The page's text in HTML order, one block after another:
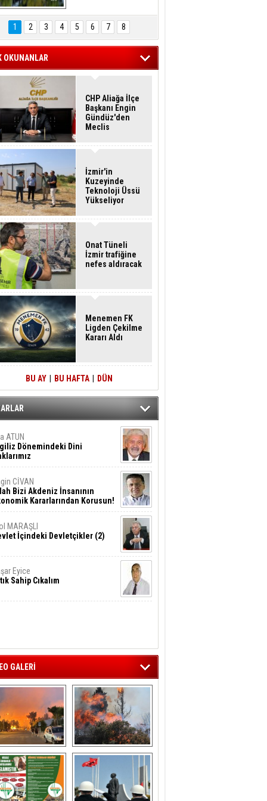
Hasan Eser'in
Objektifinden
1 2 3 4 5 6 7 8
OKUNANLAR
CHP Aliağa İlçe
Başkanı Engin
Gündüz'den
Meclis
Çağrısı
İzmir'in
Kuzeyinde
Teknoloji Üssü
Yükseliyor
Onat Tüneli
İzmir trafiğine
nefes aldıracak
Menemen FK
Ligden Çekilme
Kararı Aldı
BU AY BU HAFTA DÜN
ATUN
Dönemindeki Dini
CİVAN
Bizi Akdeniz İnsanının
Kararlarından Korusun!
MARAŞLI
İçindeki Devletçikler (2)
Eyice
Sahip Cıkalım
GALERİ
‘da  otluk
alanda çıkan
yangın evlere
sıçramadan
söndürüldü
Aliağa'nın Ciğerleri